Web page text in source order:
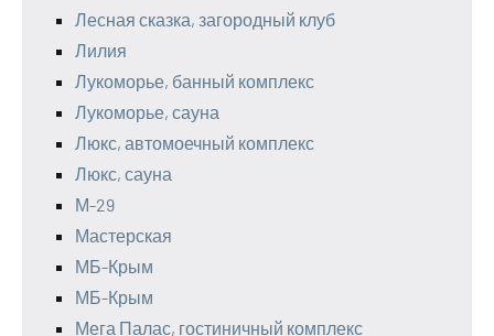
Лесная сказка, загородный клуб
Лилия
Лукоморье, банный комплекс
Лукоморье, сауна
Люкс, автомоечный комплекс
Люкс, сауна
М-29
Мастерская
МБ-Крым
МБ-Крым
Мега Палас, гостиничный комплекс